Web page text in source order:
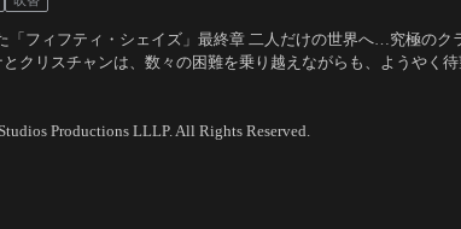
「フィフティ・シェイズ」最終章 二人だけの世界へ…究極のク
クリスチャンは、数々の困難を乗り越えながらも、ようやく
Productions LLLP. All Rights Reserved.